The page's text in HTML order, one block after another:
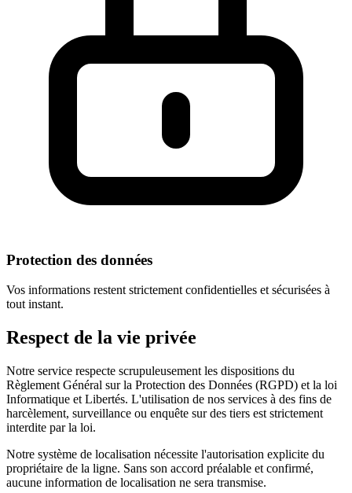
Protection des données
Vos informations restent strictement confidentielles et sécurisées à
tout instant.
Respect de la vie privée
Notre service respecte scrupuleusement les dispositions du
Règlement Général sur la Protection des Données (RGPD) et la loi
Informatique et Libertés. L'utilisation de nos services à des fins de
harcèlement, surveillance ou enquête sur des tiers est strictement
interdite par la loi.
Notre système de localisation nécessite l'autorisation explicite du
propriétaire de la ligne. Sans son accord préalable et confirmé,
aucune information de localisation ne sera transmise.